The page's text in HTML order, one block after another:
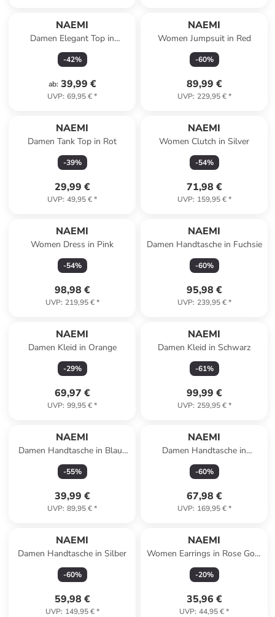
NAEMI
Damen Elegant Top in
SCHWARZ
-42%
ab: 39,99 €
UVP: 69,95 €*
NAEMI
Women Jumpsuit in Red
-60%
89,99 €
UVP: 229,95 €*
NAEMI
Damen Tank Top in Rot
-39%
29,99 €
UVP: 49,95 €*
NAEMI
Women Clutch in Silver
-54%
71,98 €
UVP: 159,95 €*
NAEMI
Women Dress in Pink
-54%
98,98 €
UVP: 219,95 €*
NAEMI
Damen Handtasche in Fuchsie
-60%
95,98 €
UVP: 239,95 €*
NAEMI
Damen Kleid in Orange
-29%
69,97 €
UVP: 99,95 €*
NAEMI
Damen Kleid in Schwarz
-61%
99,99 €
UVP: 259,95 €*
NAEMI
Damen Handtasche in Blaue
Aster
-55%
39,99 €
UVP: 89,95 €*
NAEMI
Damen Handtasche in
Hellblau
-60%
67,98 €
UVP: 169,95 €*
NAEMI
Damen Handtasche in Silber
-60%
59,98 €
UVP: 149,95 €*
NAEMI
Women Earrings in Rose Gold
Pink
-20%
35,96 €
UVP: 44,95 €*